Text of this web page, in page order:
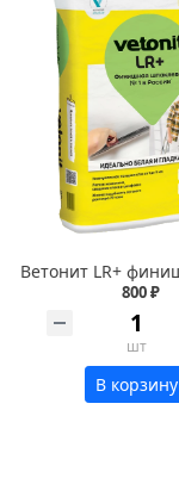
800 ₽
шт
В корзину